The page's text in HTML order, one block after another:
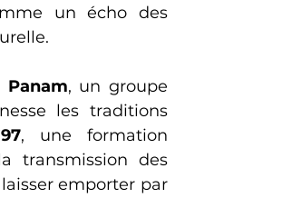
un écho des
Panam, un groupe
les traditions
, une formation
transmission des
emporter par